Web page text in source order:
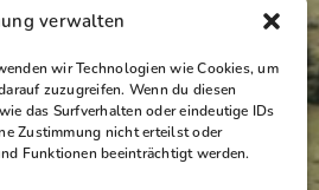
verwalten
wir Technologien wie Cookies, um
zuzugreifen. Wenn du diesen
das Surfverhalten oder eindeutige IDs
Zustimmung nicht erteilst oder
Funktionen beeinträchtigt werden.